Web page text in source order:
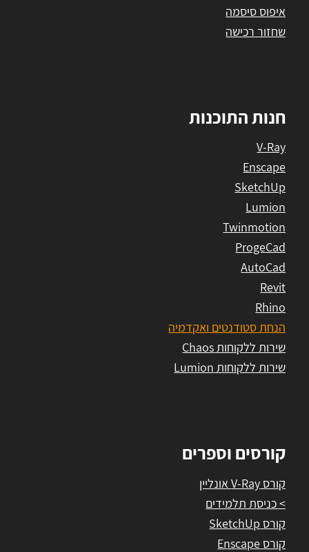
איפוס סיסמה
שחזור רכישה
חנות התוכנות
V-Ray
Enscape
SketchUp
Lumion
Twinmotion
ProgeCad
AutoCad
Revit
Rhino
הנחת סטודנטים ואקדמיה
שירות ללקוחות Chaos
שירות ללקוחות Lumion
קורסים וספרים
קורס V-Ray אונליין
> כניסת תלמידים
קורס SketchUp
קורס Enscape